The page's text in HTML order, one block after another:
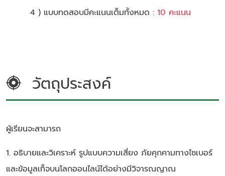
4 ) แบบทดสอบมีคะแนนเต็มทั้งหมด : 10 คะแนน
วัตถุประสงค์
ผู้เรียนจะสามารถ
1. อธิบายและวิเคราะห์ รูปแบบความเสี่ยง ภัยคุกคามทางไซเบอร์
และข้อมูลเท็จบนโลกออนไลน์ได้อย่างมีวิจารณญาณ